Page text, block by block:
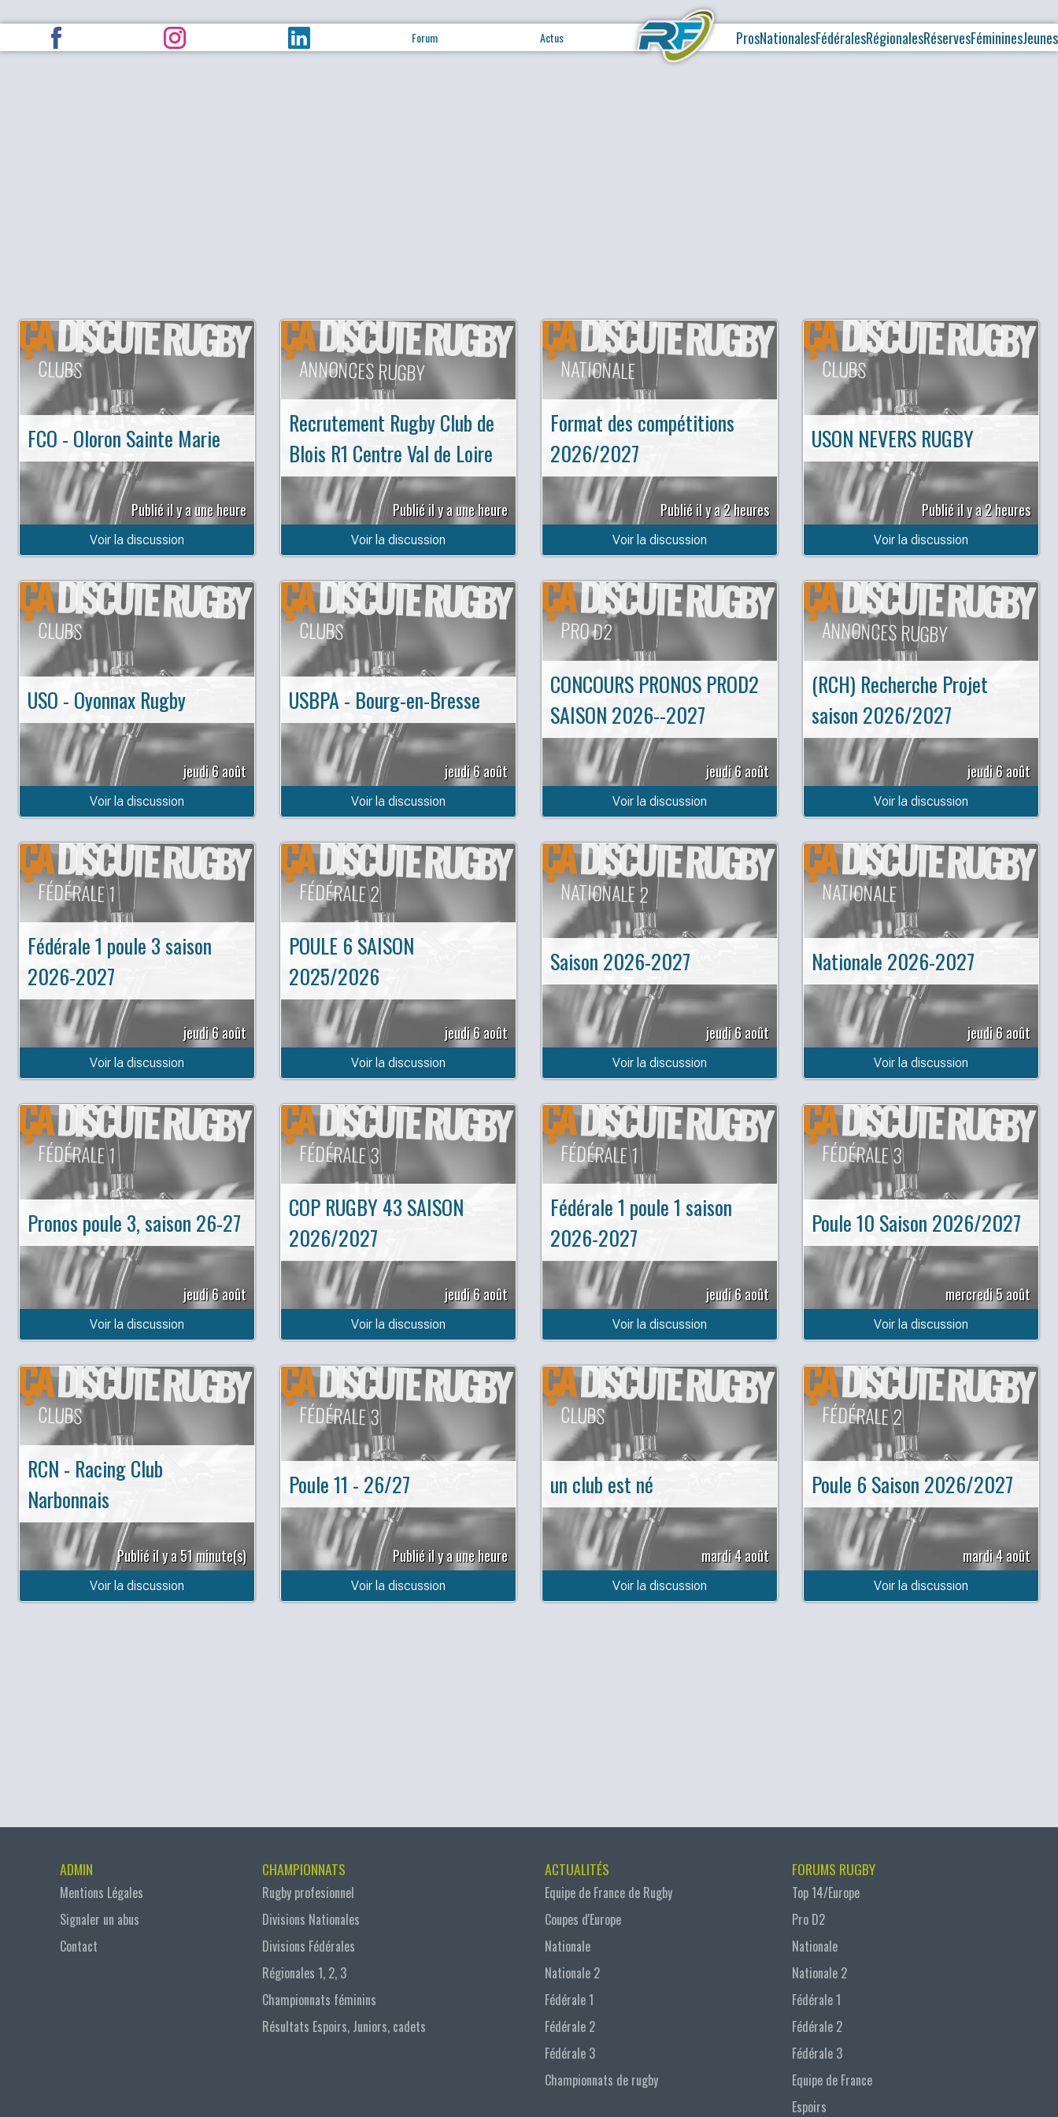
Forum Actus ProsNationalesFédéralesRégionalesRéservesFémininesJeunes
ÇADISCUTE RUGBY
CLUBS
FCO - Oloron Sainte Marie
Publié il y a une heure
Voir la discussion
ÇADISCUTE RUGBY
ANNONCES RUGBY
Recrutement Rugby Club de
Blois R1 Centre Val de Loire
Publié il y a une heure
Voir la discussion
ÇADISCUTE RUGBY
NATIONALE
Format des compétitions
2026/2027
Publié il y a 2 heures
Voir la discussion
ÇADISCUTE RUGBY
CLUBS
USON NEVERS RUGBY
Publié il y a 2 heures
Voir la discussion
ÇADISCUTE RUGBY
CLUBS
USO - Oyonnax Rugby
jeudi 6 août
Voir la discussion
ÇADISCUTE RUGBY
CLUBS
USBPA - Bourg-en-Bresse
jeudi 6 août
Voir la discussion
ÇADISCUTE RUGBY
PRO D2
CONCOURS PRONOS PROD2
SAISON 2026--2027
jeudi 6 août
Voir la discussion
ÇADISCUTE RUGBY
ANNONCES RUGBY
(RCH) Recherche Projet
saison 2026/2027
jeudi 6 août
Voir la discussion
ÇADISCUTE RUGBY
FÉDÉRALE 1
Fédérale 1 poule 3 saison
2026-2027
jeudi 6 août
Voir la discussion
ÇADISCUTE RUGBY
FÉDÉRALE 2
POULE 6 SAISON
2025/2026
jeudi 6 août
Voir la discussion
ÇADISCUTE RUGBY
NATIONALE 2
Saison 2026-2027
jeudi 6 août
Voir la discussion
ÇADISCUTE RUGBY
NATIONALE
Nationale 2026-2027
jeudi 6 août
Voir la discussion
ÇADISCUTE RUGBY
FÉDÉRALE 1
Pronos poule 3, saison 26-27
jeudi 6 août
Voir la discussion
ÇADISCUTE RUGBY
FÉDÉRALE 3
COP RUGBY 43 SAISON
2026/2027
jeudi 6 août
Voir la discussion
ÇADISCUTE RUGBY
FÉDÉRALE 1
Fédérale 1 poule 1 saison
2026-2027
jeudi 6 août
Voir la discussion
ÇADISCUTE RUGBY
FÉDÉRALE 3
Poule 10 Saison 2026/2027
mercredi 5 août
Voir la discussion
ÇADISCUTE RUGBY
CLUBS
RCN - Racing Club
Narbonnais
Publié il y a 51 minute(s)
Voir la discussion
ÇADISCUTE RUGBY
FÉDÉRALE 3
Poule 11 - 26/27
Publié il y a une heure
Voir la discussion
ÇADISCUTE RUGBY
CLUBS
un club est né
mardi 4 août
Voir la discussion
ÇADISCUTE RUGBY
FÉDÉRALE 2
Poule 6 Saison 2026/2027
mardi 4 août
Voir la discussion
ADMIN
Mentions Légales
Signaler un abus
Contact
CHAMPIONNATS
Rugby profesionnel
Divisions Nationales
Divisions Fédérales
Régionales 1, 2, 3
Championnats féminins
Résultats Espoirs, Juniors, cadets
ACTUALITÉS
Equipe de France de Rugby
Coupes d'Europe
Nationale
Nationale 2
Fédérale 1
Fédérale 2
Fédérale 3
Championnats de rugby
FORUMS RUGBY
Top 14/Europe
Pro D2
Nationale
Nationale 2
Fédérale 1
Fédérale 2
Fédérale 3
Equipe de France
Espoirs